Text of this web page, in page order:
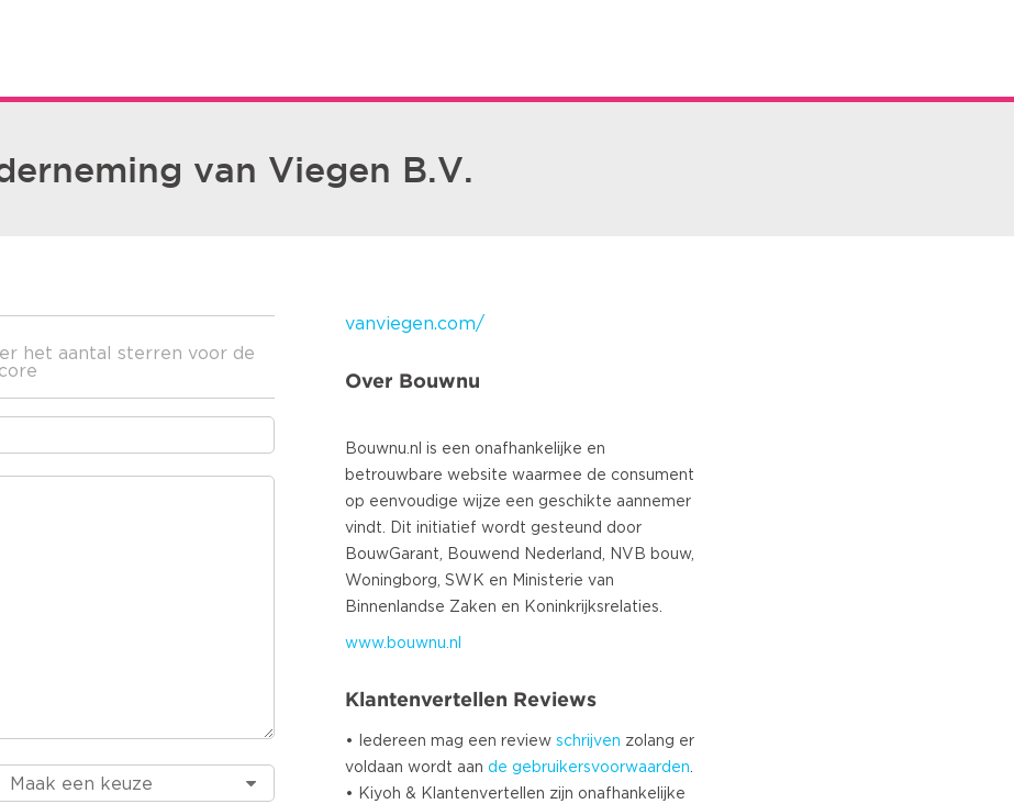
van Viegen B.V.
het aantal sterren voor de
vanviegen.com/
Over Bouwnu
Bouwnu.nl is een onafhankelijke en
betrouwbare website waarmee de consument
op eenvoudige wijze een geschikte aannemer
vindt. Dit initiatief wordt gesteund door
BouwGarant, Bouwend Nederland, NVB bouw,
Woningborg, SWK en Ministerie van
www.bouwnu.nl
Klantenvertellen Reviews
• Iedereen mag een review schrijven zolang er
voldaan wordt aan de gebruikersvoorwaarden.
• Kiyoh & Klantenvertellen zijn onafhankelijke